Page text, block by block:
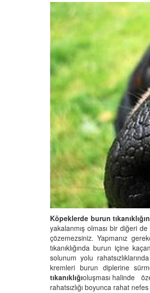
Köpeklerde burun
yakalanmış olması bir diğeri de
çözemezsiniz. Yapmanız
tıkanıklığında burun içine
solunum yolu
kremleri burun diplerine
tıkanıklığıoluşması halinde
rahatsızlığı boyunca rahat